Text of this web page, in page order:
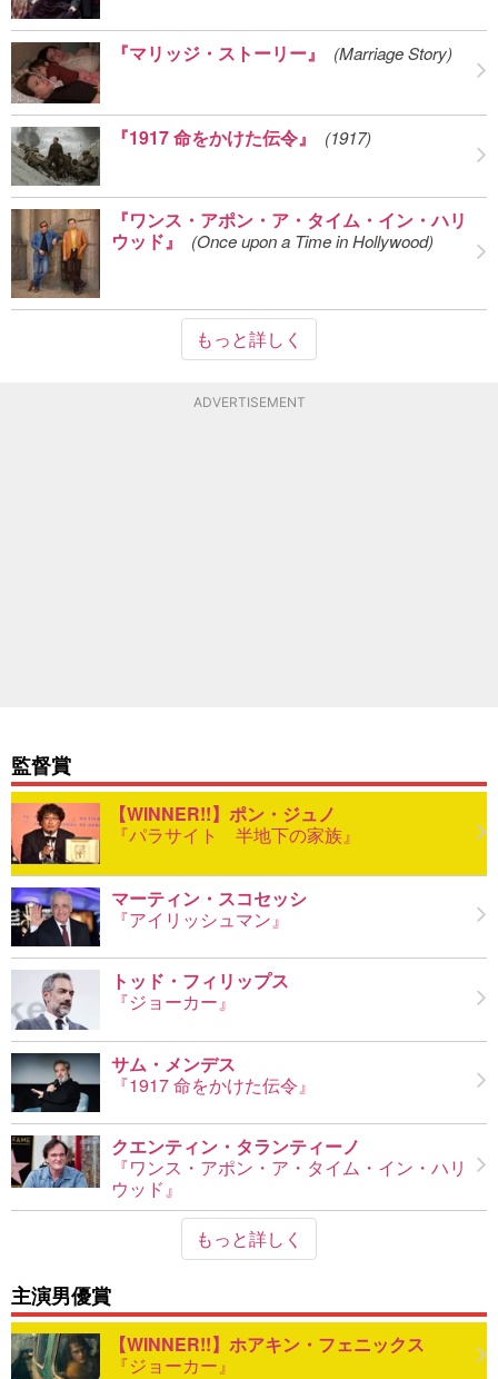
『マリッジ・ストーリー』 (Marriage Story)
『1917 命をかけた伝令』 (1917)
『ワンス・アポン・ア・タイム・イン・ハリ
ウッド』
(Once upon a Time in Hollywood)
もっと詳しく
ADVERTISEMENT
監督賞
ポン・ジュノ
『パラサイト 半地下の家族』
マーティン・スコセッシ
『アイリッシュマン』
トッド・フィリップス
『ジョーカー』
サム・メンデス
『1917 命をかけた伝令』
クエンティン・タランティーノ
『ワンス・アポン・ア・タイム・イン・ハリ
ウッド』
もっと詳しく
主演男優賞
ホアキン・フェニックス
『ジョーカー』